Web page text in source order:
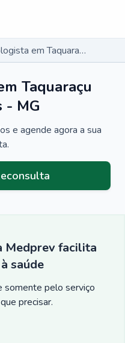
Pneumologista em Taquaraçu de Minas - MG
Taquaraçu
- MG
e agende agora a sua
Medprev facilita
saúde
somente pelo serviço
precisar.